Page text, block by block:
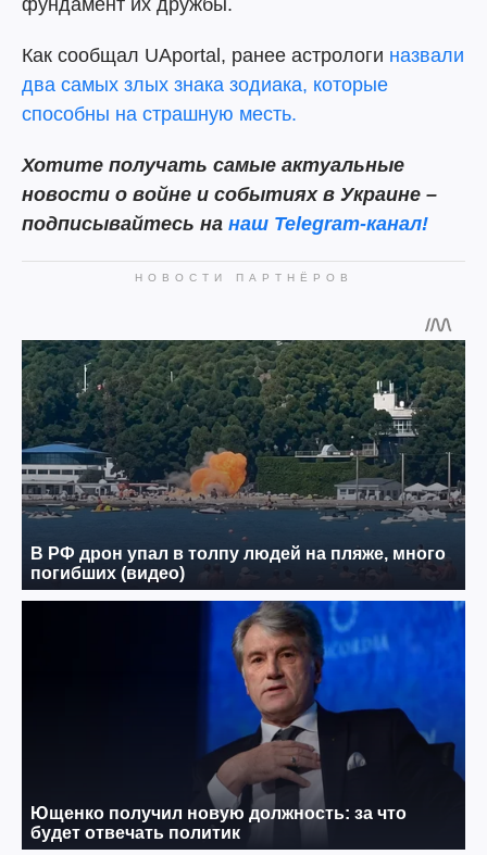
фундамент их дружбы.
Как сообщал UAportal, ранее астрологи назвали
два самых злых знака зодиака, которые
способны на страшную месть.
Хотите получать самые актуальные
новости о войне и событиях в Украине –
подписывайтесь на наш Telegram-канал!